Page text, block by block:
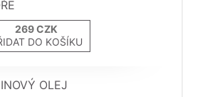
DO KOŠÍKU
OLEJ